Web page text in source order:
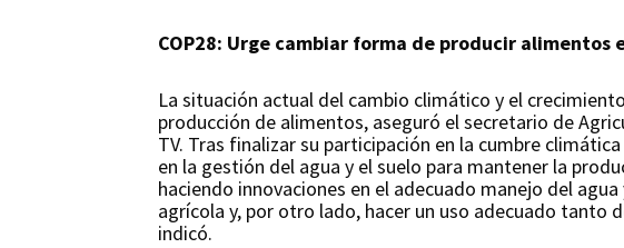
COP28: Urge cambiar forma de producir alimentos
La situación actual del cambio climático y el
producción de alimentos, aseguró el secretario de
TV. Tras finalizar su participación en la cumbre
en la gestión del agua y el suelo para mantener la
haciendo innovaciones en el adecuado manejo del
agrícola y, por otro lado, hacer un uso adecuado tanto
indicó.